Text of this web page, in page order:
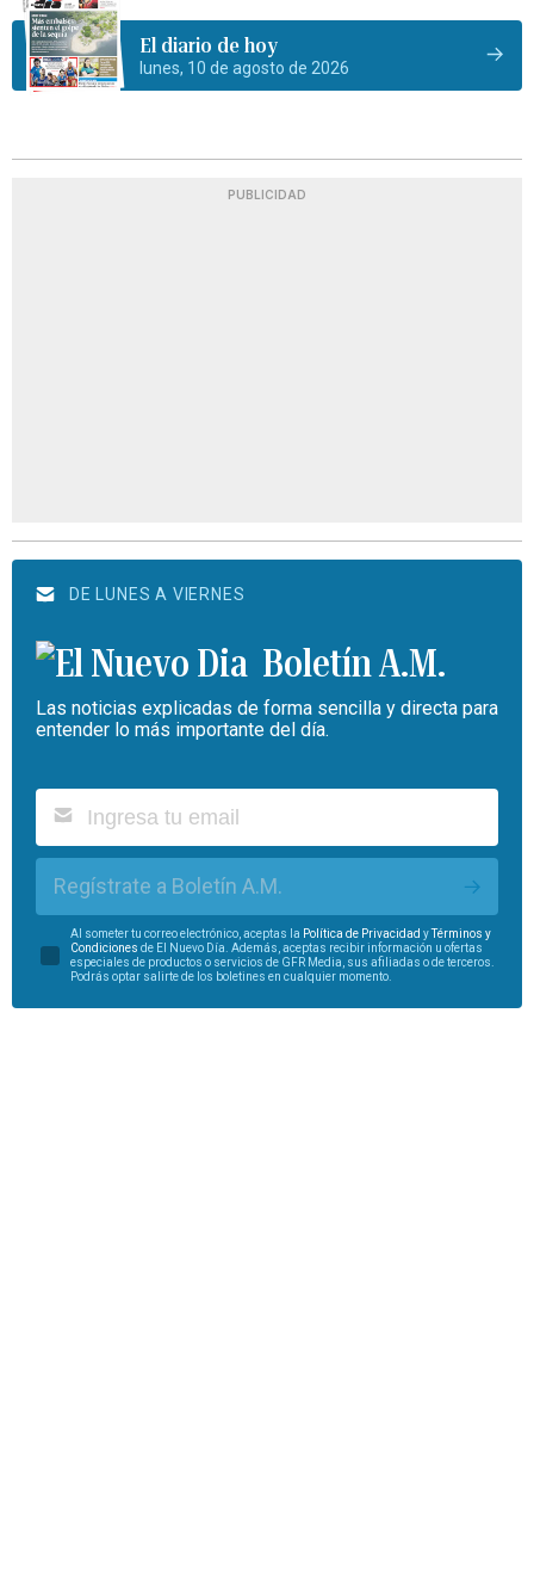
El diario de hoy
lunes, 10 de agosto de 2026
PUBLICIDAD
DE LUNES A VIERNES
Boletín A.M.
Las noticias explicadas de forma sencilla y directa para
entender lo más importante del día.
Regístrate a Boletín A.M.
Al someter tu correo electrónico, aceptas la Política de Privacidad y
Términos y
Condiciones de El Nuevo Día. Además, aceptas recibir información u ofertas
especiales de productos o servicios de GFR Media, sus afiliadas o de terceros.
Podrás optar salirte de los boletines en cualquier momento.